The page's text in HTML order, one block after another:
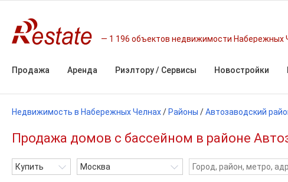
1 196 объектов недвижимости Набережных
Продажа Аренда Риэлтору / Сервисы Новостройки
Недвижимость в Набережных Челнах/ Районы /Автозаводский
Продажа домов с бассейном в районе
Купить Москва